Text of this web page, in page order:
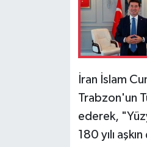
İran İslam
Trabzon'un
ederek,
180 yılı